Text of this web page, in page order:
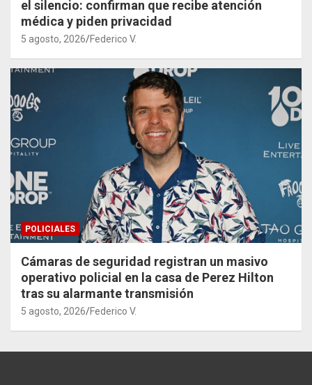
el silencio: confirman que recibe atención
médica y piden privacidad
5 agosto, 2026 Federico V.
POLICIALES
Cámaras de seguridad registran un masivo
operativo policial en la casa de Perez Hilton
tras su alarmante transmisión
5 agosto, 2026 Federico V.